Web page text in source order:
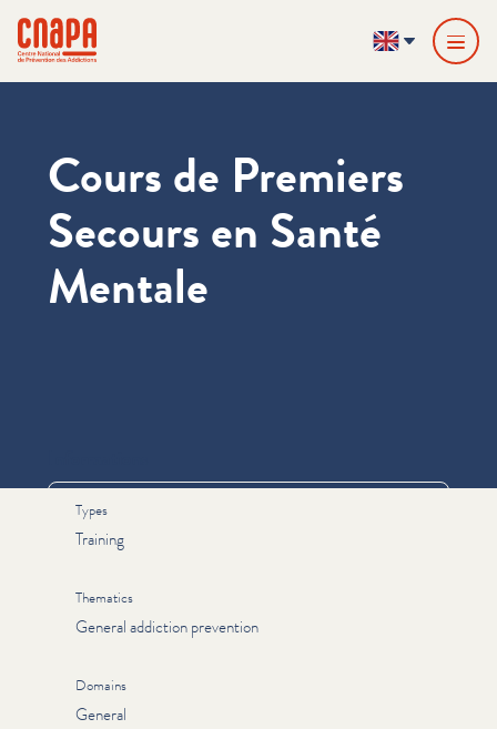
cnapa
EN
Cours de Premiers
Secours en Santé
Mentale
Types
Training
Thematics
General addiction prevention
Domains
General